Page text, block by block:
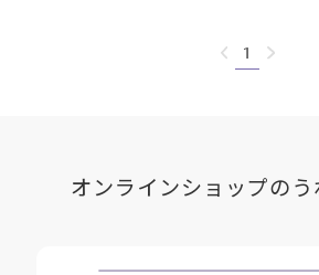
1
オンラインショップの